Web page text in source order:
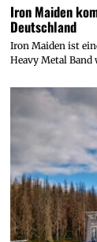
Iron Maiden
Deutschland
Iron Maiden ist
Heavy Metal